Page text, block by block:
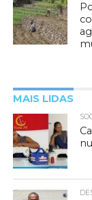
MAIS LIDAS